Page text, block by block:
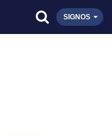
SIGNOS